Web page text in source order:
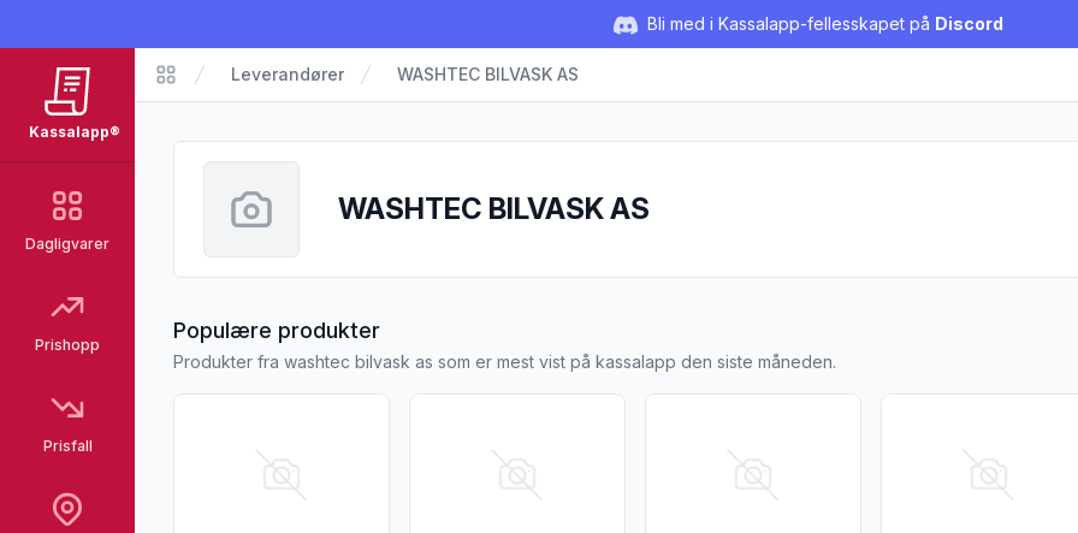
Bli med i Kassalapp-fellesskapet på Discord
Kassalapp®
Dagligvarer
Prishopp
Prisfall
Kassalapp
Leverandører WASHTEC BILVASK AS
WASHTEC BILVASK AS
Populære produkterfra WASHTEC BILVASK AS
Produkter fra washtec bilvask as som er mest vist på kassalapp den siste måneden.